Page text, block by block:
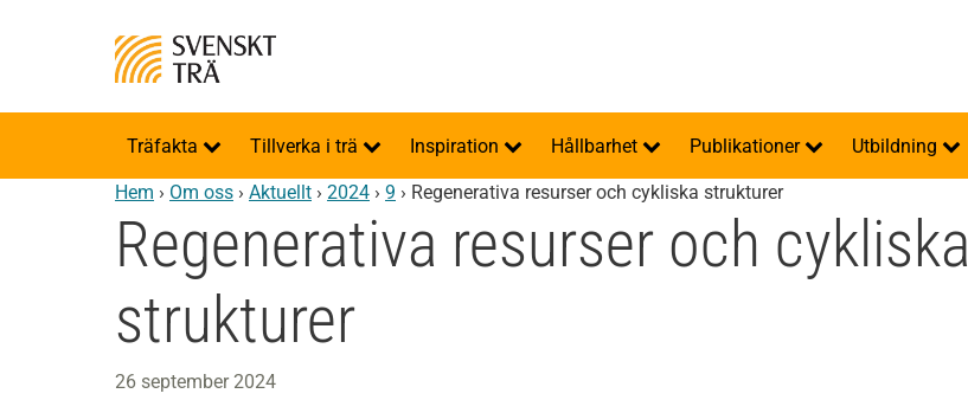
Träfakta Tillverka i trä Inspiration Hållbarhet Publikationer Utbildning
Hem › Om oss › Aktuellt › 2024 › 9 › Regenerativa resurser och cykliska strukturer
Regenerativa resurser och cykliska
strukturer
26 september 2024